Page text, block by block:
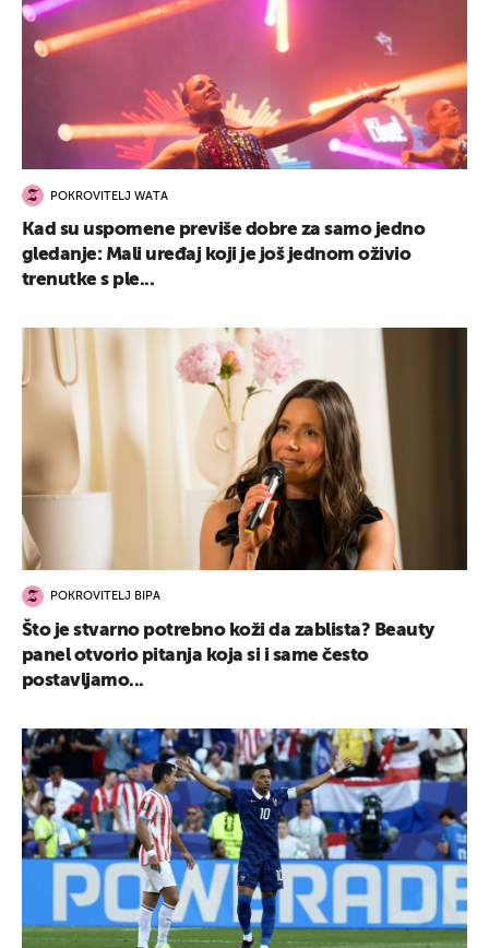
POKROVITELJ WATA
Kad su uspomene previše dobre za samo jedno
gledanje: Mali uređaj koji je još jednom oživio
trenutke s ple...
POKROVITELJ BIPA
Što je stvarno potrebno koži da zablista? Beauty
panel otvorio pitanja koja si i same često
postavljamo...